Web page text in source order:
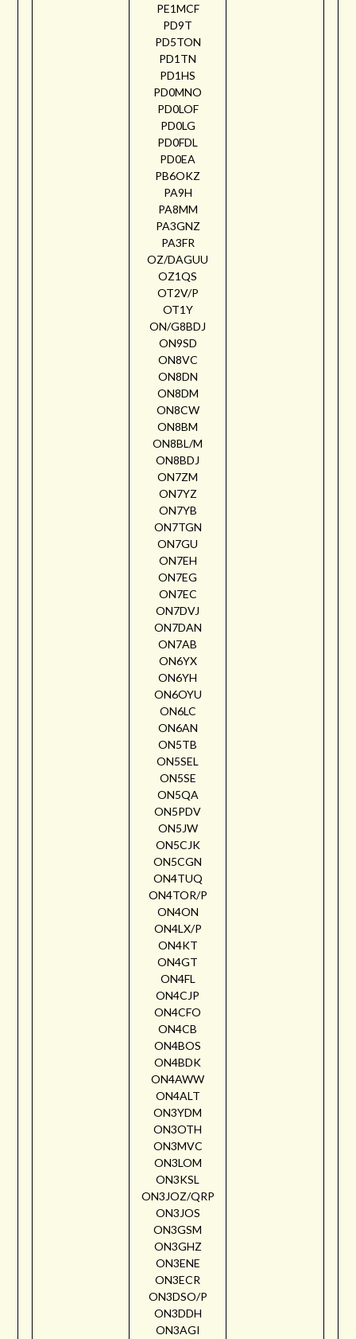
PE1MCF
PD9T
PD5TON
PD1TN
PD1HS
PD0MNO
PD0LOF
PD0LG
PD0FDL
PD0EA
PB6OKZ
PA9H
PA8MM
PA3GNZ
PA3FR
OZ/DAGUU
OZ1QS
OT2V/P
OT1Y
ON/G8BDJ
ON9SD
ON8VC
ON8DN
ON8DM
ON8CW
ON8BM
ON8BL/M
ON8BDJ
ON7ZM
ON7YZ
ON7YB
ON7TGN
ON7GU
ON7EH
ON7EG
ON7EC
ON7DVJ
ON7DAN
ON7AB
ON6YX
ON6YH
ON6OYU
ON6LC
ON6AN
ON5TB
ON5SEL
ON5SE
ON5QA
ON5PDV
ON5JW
ON5CJK
ON5CGN
ON4TUQ
ON4TOR/P
ON4ON
ON4LX/P
ON4KT
ON4GT
ON4FL
ON4CJP
ON4CFO
ON4CB
ON4BOS
ON4BDK
ON4AWW
ON4ALT
ON3YDM
ON3OTH
ON3MVC
ON3LOM
ON3KSL
ON3JOZ/QRP
ON3JOS
ON3GSM
ON3GHZ
ON3ENE
ON3ECR
ON3DSO/P
ON3DDH
ON3AGI